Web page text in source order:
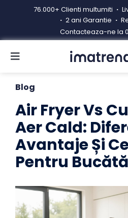
76.000+ Clienti multumiti
2 ani Garantie
Contacteaza-ne la
Toggle
Resigilate
Contacteaza-ne
Hub electrocasnice
Manual de instructiuni
Blog
Blog
Air Fryer Vs
Aer Cald:
Avantaje Și
Pentru